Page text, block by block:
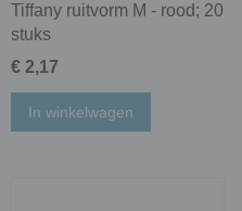
Tiffany ruitvorm M - rood; 20
stuks
€ 2,17
In winkelwagen